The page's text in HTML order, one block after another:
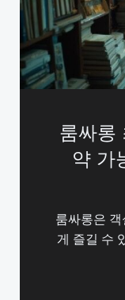
룸싸롱
약 가
룸싸롱은
게 즐길 수